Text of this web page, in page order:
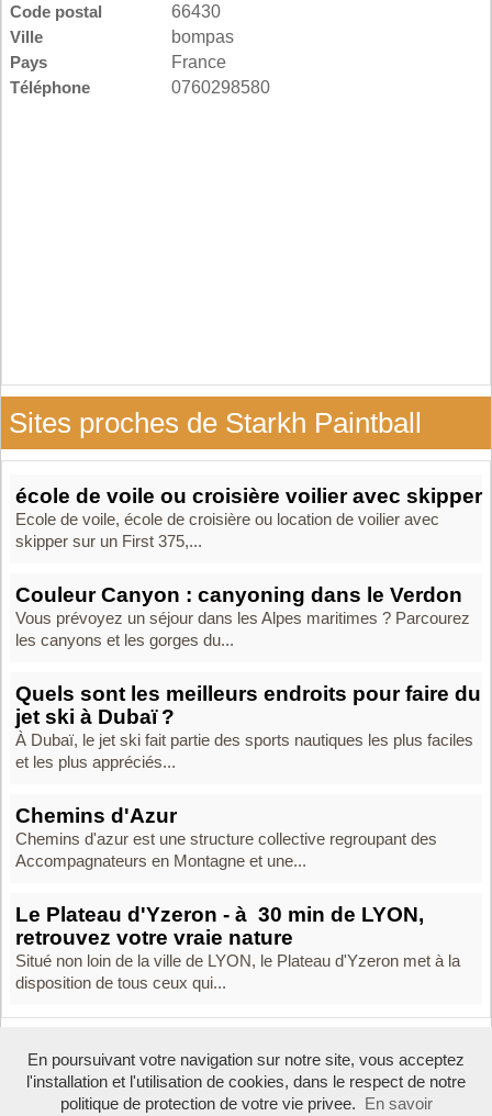
Code postal
66430
Ville
bompas
Pays
France
Téléphone
0760298580
Sites proches de Starkh Paintball
école de voile ou croisière voilier avec skipper
Ecole de voile, école de croisière ou location de voilier avec
skipper sur un First 375,...
Couleur Canyon : canyoning dans le Verdon
Vous prévoyez un séjour dans les Alpes maritimes ? Parcourez
les canyons et les gorges du...
Quels sont les meilleurs endroits pour faire du
jet ski à Dubaï ?
À Dubaï, le jet ski fait partie des sports nautiques les plus faciles
et les plus appréciés...
Chemins d'Azur
Chemins d'azur est une structure collective regroupant des
Accompagnateurs en Montagne et une...
Le Plateau d'Yzeron - à 30 min de LYON,
retrouvez votre vraie nature
Situé non loin de la ville de LYON, le Plateau d'Yzeron met à la
disposition de tous ceux qui...
Boosté par Arfooo 2.02 - © 2007 - 2016 -Contact -Mentions legales
Tous droits réservés
En poursuivant votre navigation sur notre site, vous acceptez
l'installation et l'utilisation de cookies, dans le respect de notre
politique de protection de votre vie privee.
En savoir